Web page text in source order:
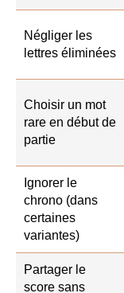
Négliger les
lettres éliminées
Choisir un mot
rare en début de
partie
Ignorer le
chrono (dans
certaines
variantes)
Partager le
score sans